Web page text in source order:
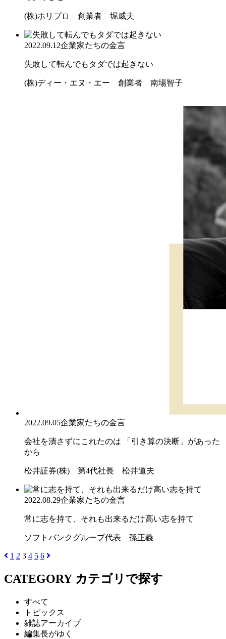
(株)ホリプロ 創業者 堀威夫
2022.09.12企業家たちの金言
失敗して転んでもタダでは起きない
(株)ディー・エヌ・エー 創業者 南場智子
2022.09.05企業家たちの金言
会社を潰さずにこれたのは 「引き算の決断」があった
から
松井証券(株) 第4代社長 松井道夫
2022.08.29企業家たちの金言
常に志を持て、それも出来るだけ高い志を持て
ソフトバンクグループ代表 孫正義
1 2 3 4 5 6
CATEGORY カテゴリで探す
すべて
トピックス
雑誌アーカイブ
編集長がゆく